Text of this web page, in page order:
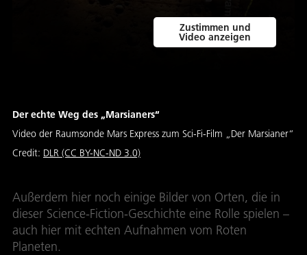
Zustimmen und
Video anzeigen
Der echte Weg des „Marsianers“
Video der Raumsonde Mars Express zum Sci-Fi-Film „Der Marsianer“
Credit: DLR (CC BY-NC-ND 3.0)
Außerdem hier noch einige Bilder von Orten, die in
dieser Science-Fiction-Geschichte eine Rolle spielen –
auch hier mit echten Aufnahmen vom Roten
Planeten.